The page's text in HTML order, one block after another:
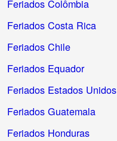
Feriados Colômbia
Feriados Costa Rica
Feriados Chile
Feriados Equador
Feriados Estados Unidos
Feriados Guatemala
Feriados Honduras